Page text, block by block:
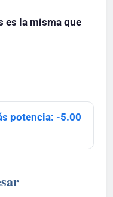
es la misma que
potencia: -5.00